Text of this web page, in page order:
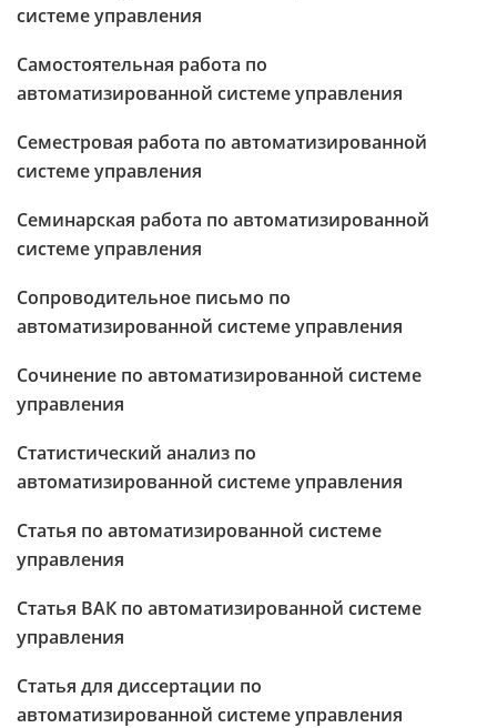
системе управления
Самостоятельная работа по
автоматизированной системе управления
Семестровая работа по автоматизированной
системе управления
Семинарская работа по автоматизированной
системе управления
Сопроводительное письмо по
автоматизированной системе управления
Сочинение по автоматизированной системе
управления
Статистический анализ по
автоматизированной системе управления
Статья по автоматизированной системе
управления
Статья ВАК по автоматизированной системе
управления
Статья для диссертации по
автоматизированной системе управления